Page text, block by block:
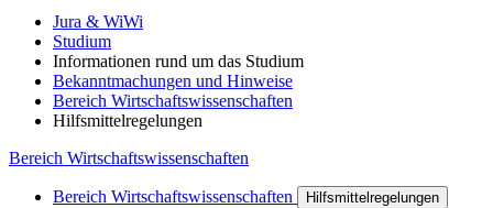
Jura & WiWi
Studium
Informationen rund um das Studium
Bekanntmachungen und Hinweise
Bereich Wirtschaftswissenschaften
Hilfsmittelregelungen
Bereich Wirtschaftswissenschaften
Bereich Wirtschaftswissenschaften Hilfsmittelregelungen